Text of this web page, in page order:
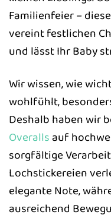
Familienfeier –
vereint festlichen
und lässt Ihr Baby
Wir wissen, wie
wohlfühlt,
Deshalb haben wir
Overallsauf
sorgfältige
Lochstickereien
elegante Note,
ausreichend